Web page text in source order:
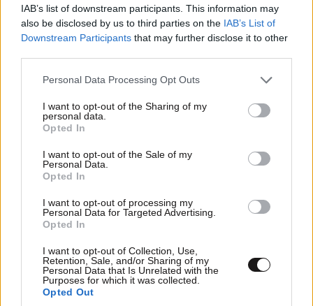
IAB’s list of downstream participants. This information may
also be disclosed by us to third parties on the IAB’s List of
Downstream Participants that may further disclose it to other
Please note that this website/app uses one or more Google
not limited to your visit or usage behaviour. You may click to
grant or deny consent to Google and its third-party tags to
use your data for below specified purposes in below Google
consent section.
Personal Data Processing Opt Outs
I want to opt-out of the Sharing of my
personal data.
Opted In
I want to opt-out of the Sale of my
Personal Data.
Opted In
I want to opt-out of processing my
Personal Data for Targeted Advertising.
Opted In
I want to opt-out of Collection, Use,
Retention, Sale, and/or Sharing of my
Personal Data that Is Unrelated with the
Purposes for which it was collected.
Opted Out
Για να αντιμετωπιστεί αυτό το ζήτημα, η Ουάσιγκτον
θα μπορούσε, θεωρητικά, να προτείνει περιορισμένη
οπλισμό, αυστηρούς όρους χρήσης ή πρόσθετο
αμυντικό πακέτο προς το Ισραήλ. Μια τέτοια λύση,
όμως, θα απαιτούσε μακρά διαπραγμάτευση και δεν
θα έλυνε το πρόβλημα των S-400.
Πώς μπορεί να ανοίξει ο δρόμος για
τα F-35